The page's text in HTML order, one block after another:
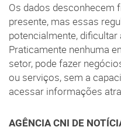
Os dados desconhecem
presente, mas essas
potencialmente,
Praticamente nenhuma
setor, pode fazer
ou serviços, sem a
acessar informações
AGÊNCIA CNI DE